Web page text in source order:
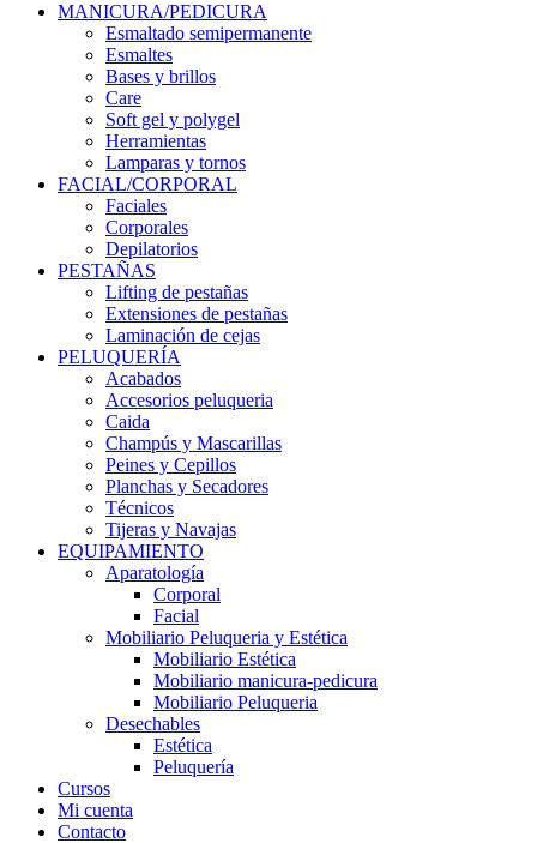
MANICURA/PEDICURA
Esmaltado semipermanente
Esmaltes
Bases y brillos
Care
Soft gel y polygel
Herramientas
Lamparas y tornos
FACIAL/CORPORAL
Faciales
Corporales
Depilatorios
PESTAÑAS
Lifting de pestañas
Extensiones de pestañas
Laminación de cejas
PELUQUERÍA
Acabados
Accesorios peluqueria
Caida
Champús y Mascarillas
Peines y Cepillos
Planchas y Secadores
Técnicos
Tijeras y Navajas
EQUIPAMIENTO
Aparatología
Corporal
Facial
Mobiliario Peluqueria y Estética
Mobiliario Estética
Mobiliario manicura-pedicura
Mobiliario Peluqueria
Desechables
Estética
Peluquería
Cursos
Mi cuenta
Contacto